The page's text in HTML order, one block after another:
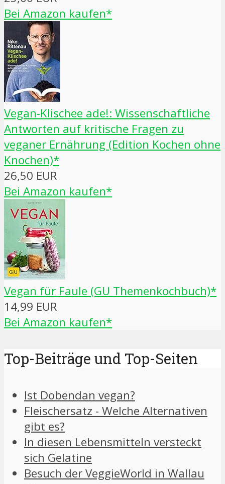
Bei Amazon kaufen*
Vegan-Klischee ade!: Wissenschaftliche
Antworten auf kritische Fragen zu
veganer Ernährung (Edition Kochen ohne
Knochen)*
26,50 EUR
Bei Amazon kaufen*
Vegan für Faule (GU Themenkochbuch)*
14,99 EUR
Bei Amazon kaufen*
Top-Beiträge und Top-Seiten
Ist Dobendan vegan?
Fleischersatz - Welche Alternativen
gibt es?
In diesen Lebensmitteln versteckt
sich Gelatine
Besuch der VeggieWorld in Wallau